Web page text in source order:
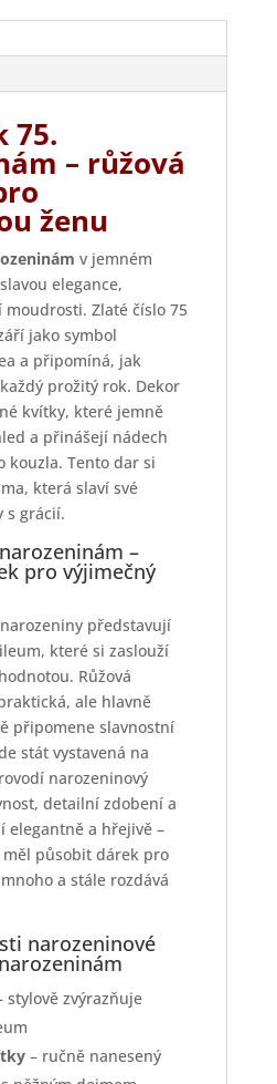
75.
– růžová
ženu
v jemném
elegance,
Zlaté číslo 75
jako symbol
a připomíná, jak
prožitý rok. Dekor
kvítky, které jemně
a přinášejí nádech
kouzla. Tento dar si
která slaví své
s grácií.
–
pro výjimečný
představují
které si zaslouží
Růžová
ale hlavně
připomene slavnostní
stát vystavená na
narozeninový
detailní zdobení a
elegantně a hřejivě –
působit dárek pro
a stále rozdává
narozeninové
stylově zvýrazňuje
– ručně nanesený